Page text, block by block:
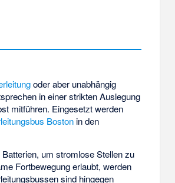
oder aber unabhängig
in einer strikten Auslegung
mitführen. Eingesetzt werden
Boston in den
Batterien, um stromlose Stellen zu
Fortbewegung erlaubt, werden
sind hingegen